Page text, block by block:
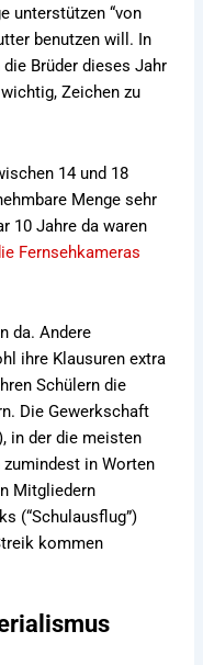
unterstützen “von
benutzen will. In
Brüder dieses Jahr
Zeichen zu
14 und 18
Menge sehr
10 Jahre da waren
Fernsehkameras
da. Andere
ihre Klausuren extra
Schülern die
Die Gewerkschaft
in der die meisten
in Worten
Mitgliedern
(“Schulausflug”)
kommen